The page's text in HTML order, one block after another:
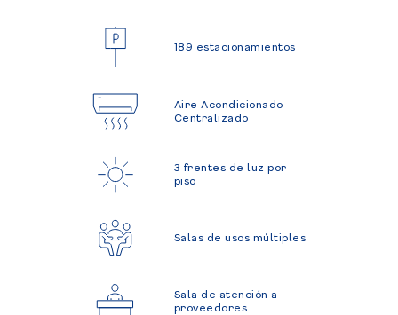
189 estacionamientos
Aire Acondicionado
Centralizado
3 frentes de luz por
piso
Salas de usos múltiples
Sala de atención a
proveedores